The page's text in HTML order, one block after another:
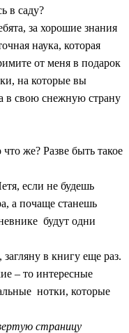
в саду?
за хорошие знания
наука, которая
от меня в подарок
на которые вы
в свою снежную страну
же? Разве быть такое
если не будешь
а почаще станешь
будут одни
загляну в книгу еще раз.
– то интересные
нотки, которые
страницу